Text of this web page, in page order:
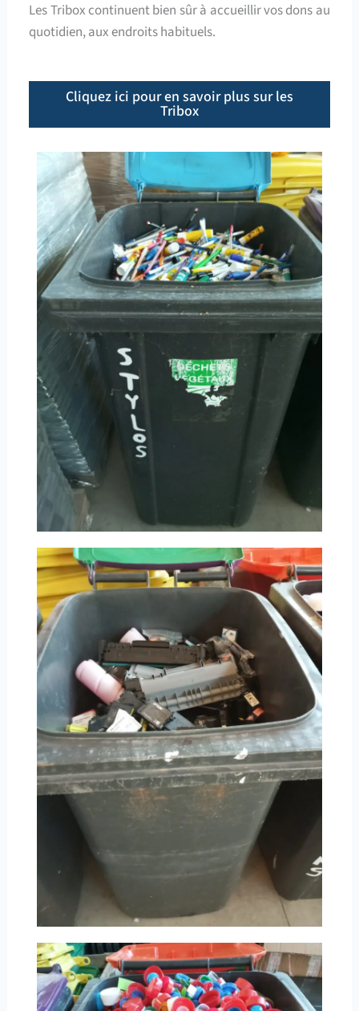
Les Tribox continuent bien sûr à accueillir vos dons au
quotidien, aux endroits habituels.
Cliquez ici pour en savoir plus sur les
Tribox